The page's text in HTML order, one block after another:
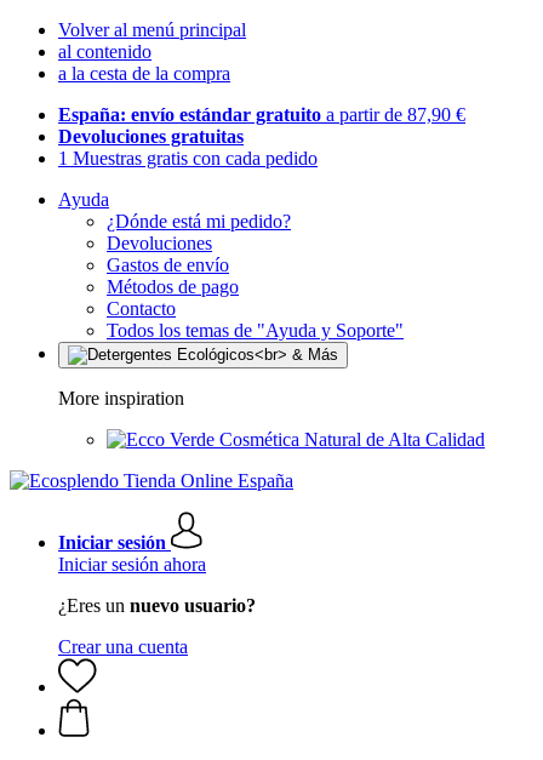
Volver al menú principal
al contenido
a la cesta de la compra
España: envío estándar gratuito a partir de 87,90 €
Devoluciones gratuitas
1 Muestras gratis con cada pedido
Ayuda
¿Dónde está mi pedido?
Devoluciones
Gastos de envío
Métodos de pago
Contacto
Todos los temas de "Ayuda y Soporte"
More inspiration
Cosmética Natural de Alta Calidad
Iniciar sesión
Iniciar sesión ahora
¿Eres un nuevo usuario?
Crear una cuenta